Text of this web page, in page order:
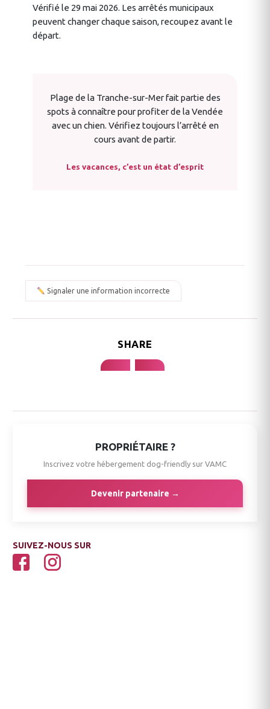
Vérifié le 29 mai 2026. Les arrêtés municipaux
peuvent changer chaque saison, recoupez avant le
départ.
Plage de la Tranche-sur-Mer fait partie des
spots à connaître pour profiter de la Vendée
avec un chien. Vérifiez toujours l’arrêté en
cours avant de partir.
Les vacances, c’est un état d’esprit
Signaler une information incorrecte
SHARE
PROPRIÉTAIRE ?
Inscrivez votre hébergement dog-friendly sur VAMC
Devenir partenaire →
SUIVEZ-NOUS SUR